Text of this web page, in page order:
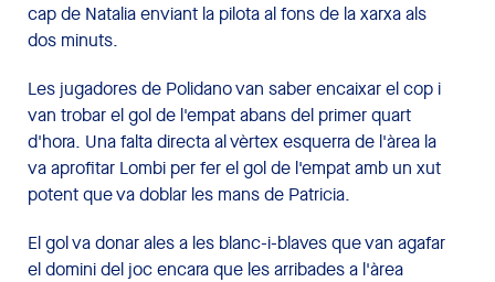
cap de Natalia enviant la pilota al fons de la xarxa als
dos minuts.
Les jugadores de Polidano van saber encaixar el cop i
van trobar el gol de l'empat abans del primer quart
d'hora. Una falta directa al vèrtex esquerra de l'àrea la
va aprofitar Lombi per fer el gol de l'empat amb un xut
potent que va doblar les mans de Patricia.
El gol va donar ales a les blanc-i-blaves que van agafar
el domini del joc encara que les arribades a l'àrea